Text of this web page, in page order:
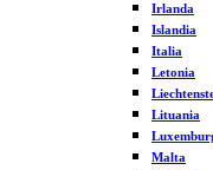
Irlanda
Islandia
Italia
Letonia
Lituania
Malta